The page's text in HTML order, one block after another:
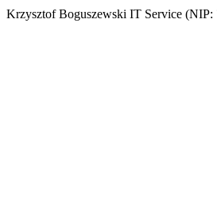
Krzysztof Boguszewski IT Service (NIP: